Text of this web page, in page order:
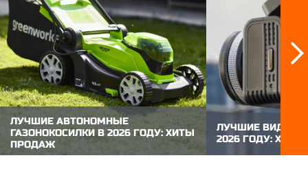
ЛУЧШИЕ АВТОНОМНЫЕ
ГАЗОНОКОСИЛКИ В 2026 ГОДУ: ХИТЫ
ПРОДАЖ
Аккумуляторные газонокосилки не
ЛУЧШИЕ
2026 ГОДУ: